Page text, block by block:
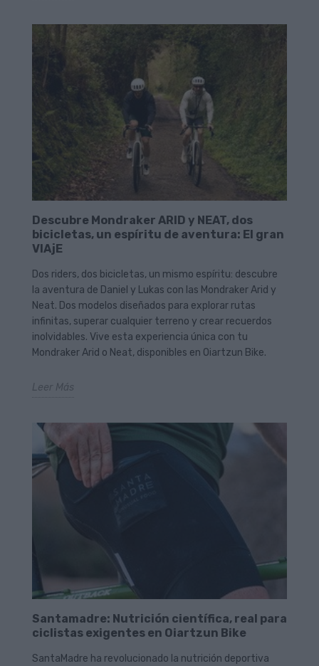
Descubre Mondraker ARID y NEAT, dos
bicicletas, un espíritu de aventura: El gran
VIAjE
Dos riders, dos bicicletas, un mismo espíritu: descubre
la aventura de Daniel y Lukas con las Mondraker Arid y
Neat. Dos modelos diseñados para explorar rutas
infinitas, superar cualquier terreno y crear recuerdos
inolvidables. Vive esta experiencia única con tu
Mondraker Arid o Neat, disponibles en Oiartzun Bike.
Leer Más
Santamadre: Nutrición científica, real para
ciclistas exigentes en Oiartzun Bike
SantaMadre ha revolucionado la nutrición deportiva